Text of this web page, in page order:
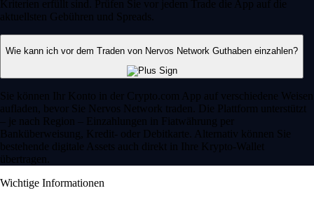
Kriterien erfüllt sind. Prüfen Sie vor jedem Trade die App auf die
aktuellsten Gebühren und Spreads.
Wie kann ich vor dem Traden von Nervos Network Guthaben einzahlen?
Sie können Ihr Konto in der Crypto.com App auf verschiedene Weisen
aufladen, bevor Sie Nervos Network traden. Die Plattform unterstützt
– je nach Region – Einzahlungen in Fiatwährung per
Banküberweisung, Kredit- oder Debitkarte. Alternativ können Sie
bestehende digitale Assets auch direkt in Ihre Krypto-Wallet
übertragen.
Wichtige Informationen